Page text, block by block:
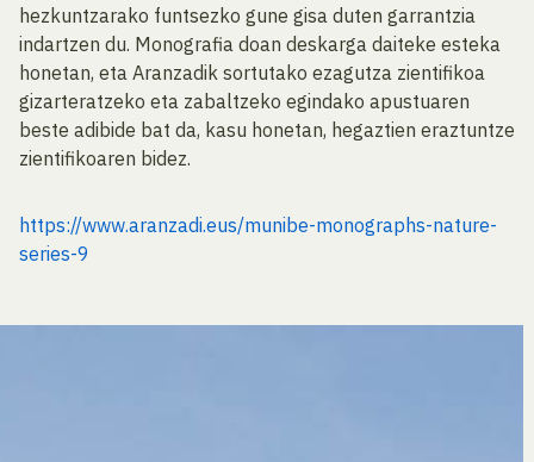
hezkuntzarako funtsezko gune gisa duten garrantzia
indartzen du. Monografia doan deskarga daiteke esteka
honetan, eta Aranzadik sortutako ezagutza zientifikoa
gizarteratzeko eta zabaltzeko egindako apustuaren
beste adibide bat da, kasu honetan, hegaztien eraztuntze
zientifikoaren bidez.
https://www.aranzadi.eus/munibe-monographs-nature-
series-9